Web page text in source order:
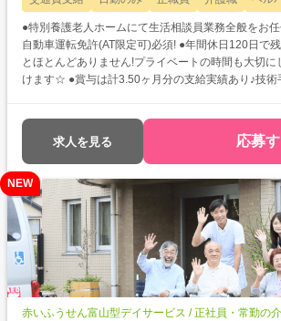
●特別養護老人ホームにて生活相談員業務全般をお
自動車運転免許(AT限定可)必須! ●年間休日120日で
とほとんどありません!プライベートの時間も大切
けます☆ ●賞与は計3.50ヶ月分の支給実績あり♪技術
求人を見る 応募
NEW
赤いふうせん富山型デイサービス / 正社員・常勤の